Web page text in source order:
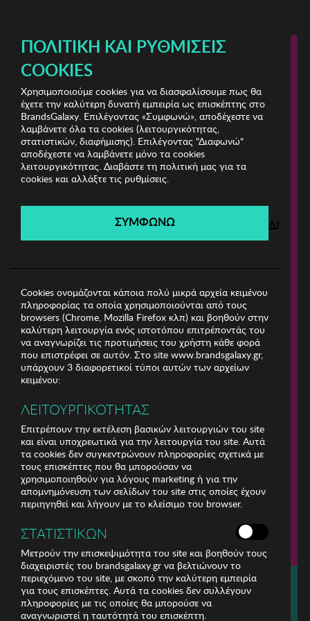
Underwear Boutique ΓΥΝΑΙΚΑ
Underwear Boutique
Λήγει σε: 00ημέρες | 00ώρες 00λεπτά 00δευτ.
Filters
Για τηλεφωνικές παραγγελίες καλέστε
211 18 94 400
(Δευτέρα έως Παρασκευή 9:30 - 14:30 & 24ώρες Φωνητική Πύλη)
ΠΟΛΙΤΙΚΉ ΚΑΙ ΡΥΘΜΊΣΕΙΣ
COOKIES
Χρησιμοποιούμε cookies για να διασφαλίσουμε πως θα
έχετε την καλύτερη δυνατή εμπειρία ως επισκέπτης στο
BrandsGalaxy. Επιλέγοντας «Συμφωνώ», αποδέχεστε να
λαμβάνετε όλα τα cookies (λειτουργικότητας,
στατιστικών, διαφήμισης). Επιλέγοντας "Διαφωνώ"
αποδέχεστε να λαμβάνετε μόνο τα cookies
λειτουργικότητας. Διαβάστε τη πολιτική μας για τα
cookies και αλλάξτε τις ρυθμίσεις.
ΣΥΜΦΩΝΩ
Cookies ονομάζονται κάποια πολύ μικρά αρχεία κειμένου
πληροφορίας τα οποία χρησιμοποιούνται από τους
browsers (Chrome, Mozilla Firefox κλπ) και βοηθούν στην
καλύτερη λειτουργία ενός ιστοτόπου επιτρέποντάς του
να αναγνωρίζει τις προτιμήσεις του χρήστη κάθε φορά
που επιστρέφει σε αυτόν. Στο site www.brandsgalaxy.gr,
υπάρχουν 3 διαφορετικοί τύποι αυτών των αρχείων
κειμένου:
ΛΕΙΤΟΥΡΓΙΚΟΤΗΤΑΣ
Επιτρέπουν την εκτέλεση βασικών λειτουργιών του site
και είναι υποχρεωτικά για την λειτουργία του site. Αυτά
τα cookies δεν συγκεντρώνουν πληροφορίες σχετικά με
τους επισκέπτες που θα μπορούσαν να
χρησιμοποιηθούν για λόγους marketing ή για την
απομνημόνευση των σελίδων του site στις οποίες έχουν
περιηγηθεί και λήγουν με το κλείσιμο του browser.
ΣΤΑΤΙΣΤΙΚΩΝ
Μετρούν την επισκεψιμότητα του site και βοηθούν τους
διαχειριστές του brandsgalaxy.gr να βελτιώνουν το
περιεχόμενο του site, με σκοπό την καλύτερη εμπειρία
για τους επισκέπτες. Αυτά τα cookies δεν συλλέγουν
πληροφορίες με τις οποίες θα μπορούσε να
αναγνωριστεί η ταυτότητά του επισκέπτη.